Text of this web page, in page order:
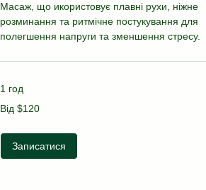
Масаж, що икористовує плавні рухи, ніжне
розминання та ритмічне постукування для
полегшення напруги та зменшення стресу.
1 год
120
Від $120
Записатися